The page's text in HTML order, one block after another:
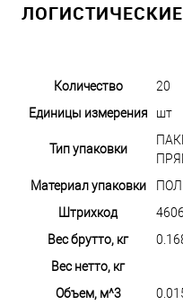
Количество
20
Единицы измерения
шт
Тип упаковки
Материал упаковки
Штрихкод
Вес брутто, кг
Вес нетто, кг
Объем, м^3